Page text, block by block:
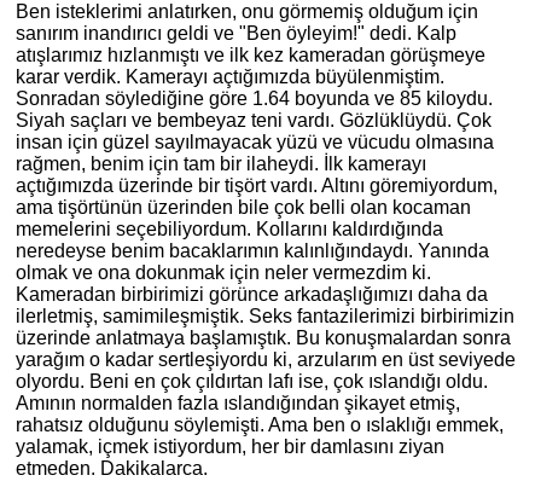
Ben isteklerimi anlatırken, onu görmemiş olduğum için
sanırım inandırıcı geldi ve "Ben öyleyim!" dedi. Kalp
atışlarımız hızlanmıştı ve ilk kez kameradan görüşmeye
karar verdik. Kamerayı açtığımızda büyülenmiştim.
Sonradan söylediğine göre 1.64 boyunda ve 85 kiloydu.
Siyah saçları ve bembeyaz teni vardı. Gözlüklüydü. Çok
insan için güzel sayılmayacak yüzü ve vücudu olmasına
rağmen, benim için tam bir ilaheydi. İ
lk kamerayı
açtığımızda üzerinde bir tişört vardı. Altını göremiyordum,
ama tişörtünün üzerinden bile çok belli olan kocaman
memelerini seçebiliyordum. Kollarını kaldırdığında
neredeyse benim bacaklarımın kal ınlığındaydı. Yanında
olmak ve ona dokunmak için neler vermezdim ki.
Kameradan birbirimizi görünce arkadaşlığımızı daha da
ilerletmiş, samimileşmiştik. Seks fantazilerimizi birbirimizin
üzerinde anlatmaya başlamıştık. Bu konuşmalardan sonra
yarağım o kadar sertleşiyordu ki, arzularım en üst seviyede
olyordu. Beni en çok çıldırtan lafı ise, çok ıslandığı oldu.
Amının normalden fazla ıslandığından şikayet etmiş,
rahatsız olduğunu söylemişti. Ama ben o ıslaklığı emmek,
yalamak, içmek istiyordum, her bir damlasını ziyan
etmeden. Dakikalarca.